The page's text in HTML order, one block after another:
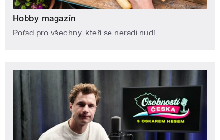
Hobby magazín
Pořad pro všechny, kteří se neradi nudí.